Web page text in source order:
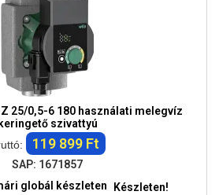
25/0,5-6 180 használati melegvíz
keringető szivattyú
119 899 Ft
SAP: 1671857
Készleten!